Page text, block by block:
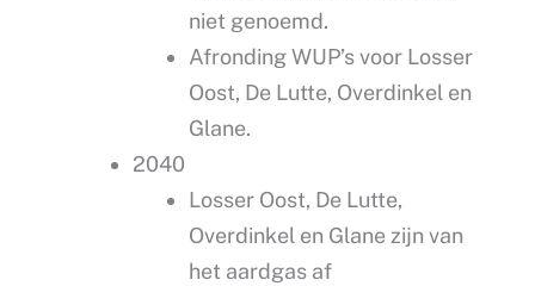
niet genoemd.
Afronding WUP’s voor Losser
Oost, De Lutte, Overdinkel en
Glane.
2040
Losser Oost, De Lutte,
Overdinkel en Glane zijn van
het aardgas af